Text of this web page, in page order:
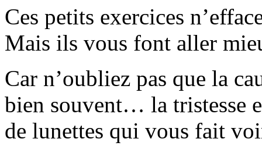
Ces petits exercices
Mais ils vous font aller
Car n’oubliez pas que la
bien souvent… la tristesse
de lunettes qui vous fait